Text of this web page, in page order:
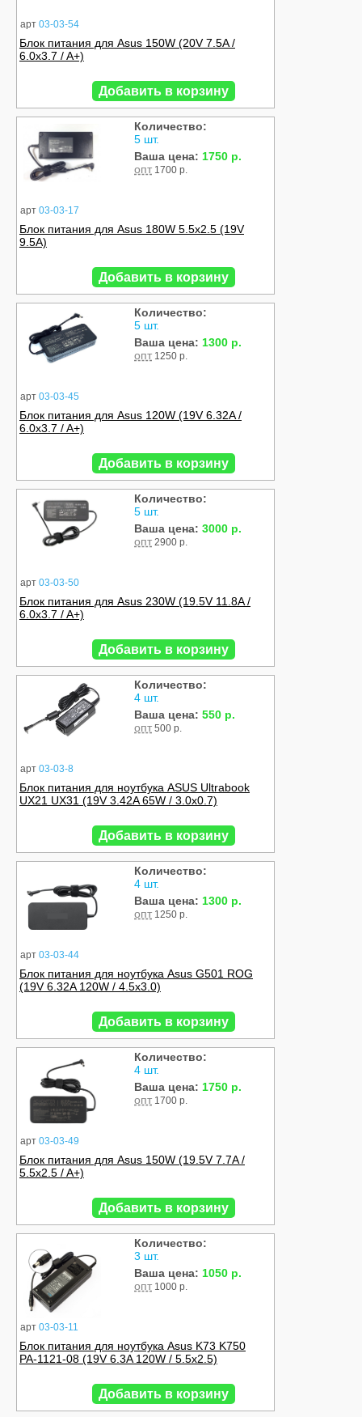
арт 03-03-54
Блок питания для Asus 150W (20V 7.5A /
6.0x3.7 / A+)
Добавить в корзину
арт 03-03-17
Количество:
5 шт.
Ваша цена: 1750 р.
опт 1700 р.
Блок питания для Asus 180W 5.5x2.5 (19V
9.5A)
Добавить в корзину
арт 03-03-45
Количество:
5 шт.
Ваша цена: 1300 р.
опт 1250 р.
Блок питания для Asus 120W (19V 6.32A /
6.0x3.7 / A+)
Добавить в корзину
арт 03-03-50
Количество:
5 шт.
Ваша цена: 3000 р.
опт 2900 р.
Блок питания для Asus 230W (19.5V 11.8A /
6.0x3.7 / A+)
Добавить в корзину
арт 03-03-8
Количество:
4 шт.
Ваша цена: 550 р.
опт 500 р.
Блок питания для ноутбука ASUS Ultrabook
UX21 UX31 (19V 3.42A 65W / 3.0x0.7)
Добавить в корзину
арт 03-03-44
Количество:
4 шт.
Ваша цена: 1300 р.
опт 1250 р.
Блок питания для ноутбука Asus G501 ROG
(19V 6.32A 120W / 4.5x3.0)
Добавить в корзину
арт 03-03-49
Количество:
4 шт.
Ваша цена: 1750 р.
опт 1700 р.
Блок питания для Asus 150W (19.5V 7.7A /
5.5x2.5 / A+)
Добавить в корзину
арт 03-03-11
Количество:
3 шт.
Ваша цена: 1050 р.
опт 1000 р.
Блок питания для ноутбука Asus K73 K750
РА-1121-08 (19V 6.3A 120W / 5.5x2.5)
Добавить в корзину